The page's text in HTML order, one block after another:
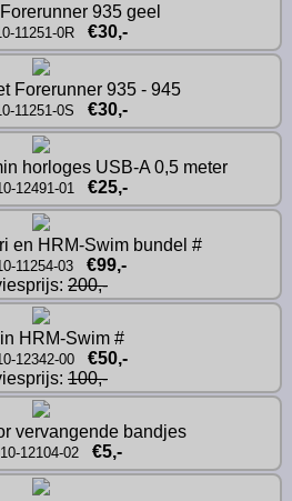
935 geel
11251-0R €30,-
Forerunner 935 - 945
11251-0S €30,-
horloges USB-A 0,5 meter
12491-01 €25,-
en HRM-Swim bundel #
11254-03
€99,-
200,-
HRM-Swim #
12342-00
€50,-
100,-
vervangende bandjes
12104-02 €5,-